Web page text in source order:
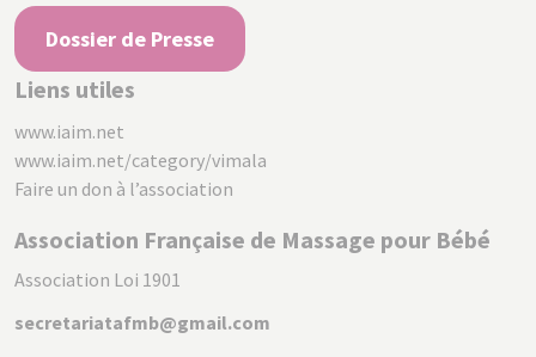
Dossier de Presse
Liens utiles
www.iaim.net
www.iaim.net/category/vimala
Faire un don à l’association
Association Française de Massage pour Bébé
Association Loi 1901
secretariatafmb@gmail.com